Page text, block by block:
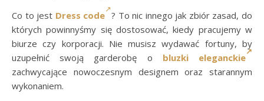
Co to jest Dress code ? To nic innego jak zbiór zasad, do
których powinnyśmy się dostosować, kiedy pracujemy w
biurze czy korporacji. Nie musisz wydawać fortuny, by
uzupełnić swoją garderobę o bluzki eleganckie
zachwycające nowoczesnym designem oraz starannym
wykonaniem.